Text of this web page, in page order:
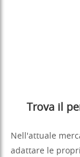
Trova il
Nell'attuale
adattare le